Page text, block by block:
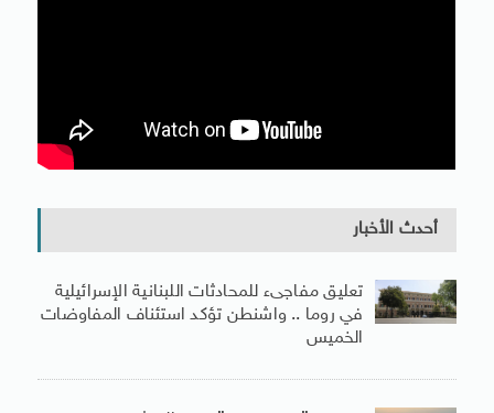
أحدث الأخبار
تعليق مفاجىء للمحادثات اللبنانية الإسرائيلية
في روما .. واشنطن تؤكد استئناف المفاوضات
الخميس